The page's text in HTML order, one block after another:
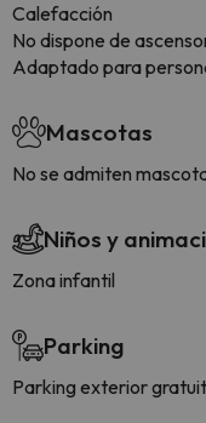
Calefacción
No dispone de
Adaptado para
Mascotas
No se admiten
Niños y
Zona infantil
Parking
Parking exterior